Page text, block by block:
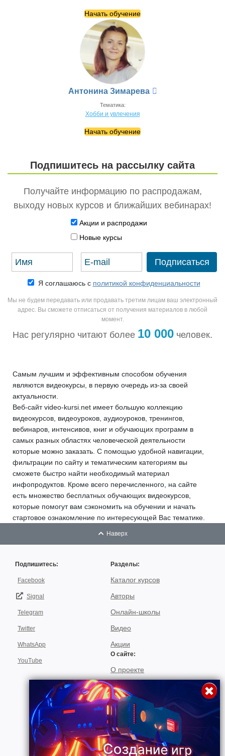
Начать обучение
Антонина Зимарева
Тематика:
Хобби и увлечения
Начать обучение
Подпишитесь на рассылку сайта
Получайте информацию по распродажам,
выходу новых курсов и ближайших вебинарах!
Акции и распродажи
Новые курсы
Я соглашаюсь с политикой конфиденциальности
Мы не будем передавать или продавать третим лицам ваш электронный
адрес. Вы сможете отписаться от получения материалов в любой
момент.
Нас регулярно читают более 10 000 человек.
Самым лучшим и эффективным способом обучения
являются видеокурсы, в первую очередь из-за своей
актуальности.
Веб-сайт video-kursi.net имеет большую коллекцию
видеокурсов, видеоуроков, аудиоуроков, тренингов,
вебинаров, интенсивов, книг и обучающих программ в
самых разных областях человеческой деятельности
которые можно заказать. С помощью удобной навигации,
фильтрации по сайту и тематическим категориям вы
сможете быстро найти необходимый материал
инфопродуктов. Кроме всего перечисленного, на сайте
есть множество бесплатных обучающих видеокурсов,
которые помогут вам сэкономить на обучении и начать
стартовое ознакомление по интересующей Вас тематике.
Наверх
Подпишитесь:
Facebook
Signal
Telegram
Twitter
WhatsApp
YouTube
Разделы:
Каталог курсов
Авторы
Онлайн-школы
Видео
Акции
О сайте:
О проекте
Для авторов
Договор пользования
Использование материалов
Подписка